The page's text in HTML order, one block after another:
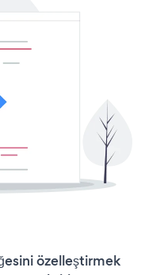
özelleştirmek